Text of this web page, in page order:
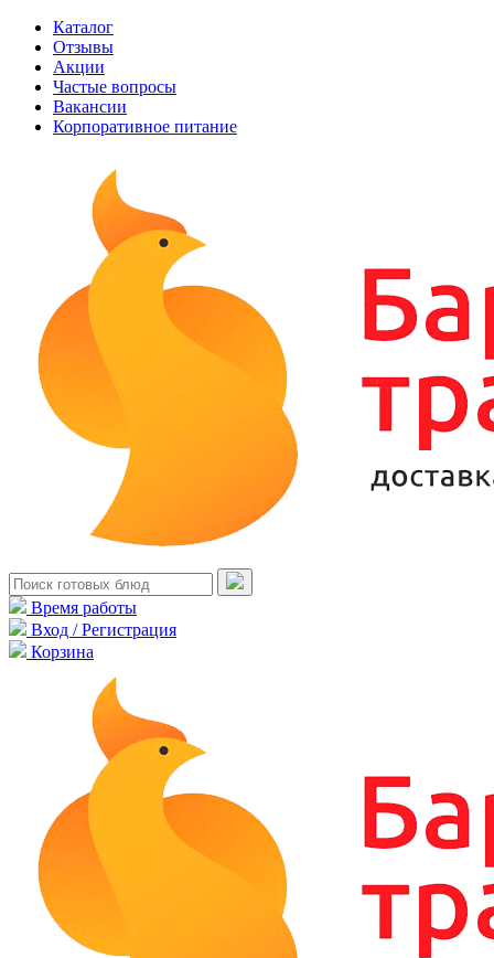
Каталог
Отзывы
Акции
Частые вопросы
Вакансии
Корпоративное питание
Время работы
Вход / Регистрация
Корзина